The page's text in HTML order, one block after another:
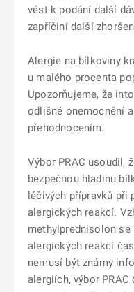
vést k podání další
zapříčiní další
Alergie na bílkoviny
u malého procenta
Upozorňujeme, že
odlišné onemocnění
přehodnocením.
Výbor PRAC usoudil,
bezpečnou hladinu
léčivých přípravků při
alergických reakcí.
methylprednisolon
alergických reakcí
nemusí být známy
alergiích, výbor